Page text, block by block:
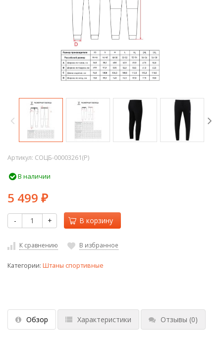
Артикул: СОЦБ-00003261(P)
В наличии
5 499 ₽
- + В корзину
К сравнению В избранное
Категории: Штаны спортивные
Обзор Характеристики Отзывы (0)